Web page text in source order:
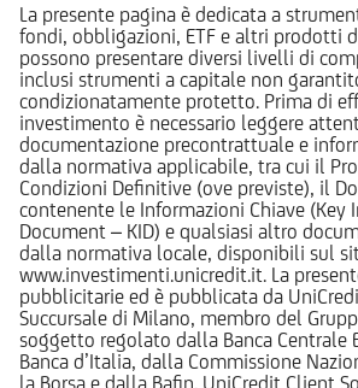
La presente pagina è dedicata a
fondi, obbligazioni, ETF e altri prodotti
possono presentare diversi livelli di
inclusi strumenti a capitale non
condizionatamente protetto. Prima di
investimento è necessario leggere
documentazione precontrattuale e
dalla normativa applicabile, tra cui il
Condizioni Definitive (ove previste), il
contenente le Informazioni Chiave (Key
Document – KID) e qualsiasi altro
dalla normativa locale, disponibili sul
www.investimenti.unicredit.it. La
pubblicitarie ed è pubblicata da
Succursale di Milano, membro del
soggetto regolato dalla Banca Centrale
Banca d’Italia, dalla Commissione
la Borsa e dalla Bafin. UniCredit Client